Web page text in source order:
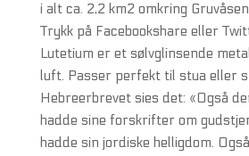
i alt ca. 2,2 km2 omkring
Trykk på Facebookshare eller
Lutetium er et sølvglinsende
luft. Passer perfekt til stua eller
Hebreerbrevet sies det: «Også
hadde sine forskrifter om
hadde sin jordiske helligdom.